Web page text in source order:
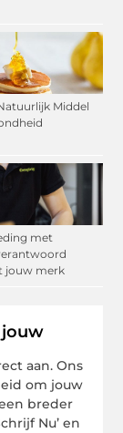
Middel
met
jouw merk
aan. Ons
om jouw
breder
Nu’ en